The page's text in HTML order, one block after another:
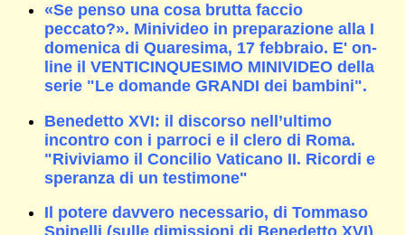
«Se penso una cosa brutta faccio
peccato?». Minivideo in preparazione alla I
domenica di Quaresima, 17 febbraio. E' on-
line il VENTICINQUESIMO MINIVIDEO della
serie "Le domande GRANDI dei bambini".
Benedetto XVI: il discorso nell’ultimo
incontro con i parroci e il clero di Roma.
"Riviviamo il Concilio Vaticano II. Ricordi e
speranza di un testimone"
Il potere davvero necessario, di Tommaso